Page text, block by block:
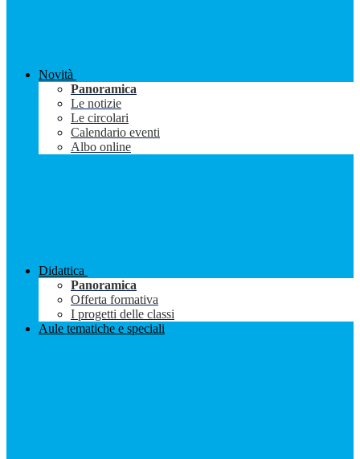
Novità
Panoramica
Le notizie
Le circolari
Calendario eventi
Albo online
Didattica
Panoramica
Offerta formativa
I progetti delle classi
Aule tematiche e speciali